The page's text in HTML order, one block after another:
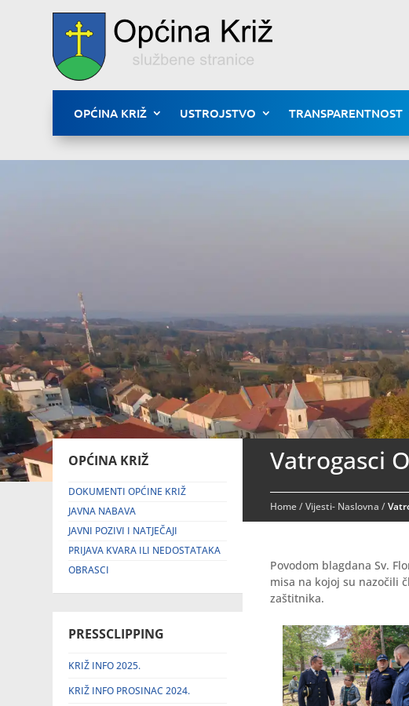
OPĆINA KRIŽ USTROJSTVO TRANSPARENTNOST
OPĆINA KRIŽ
DOKUMENTI OPĆINE KRIŽ
JAVNA NABAVA
JAVNI POZIVI I NATJEČAJI
PRIJAVA KVARA ILI NEDOSTATAKA
OBRASCI
PRESSCLIPPING
KRIŽ INFO 2025.
KRIŽ INFO PROSINAC 2024.
Vatrogasci
Home/Vijesti- Naslovna /
Povodom blagdana Sv.
misa na kojoj su nazočili
zaštitnika.